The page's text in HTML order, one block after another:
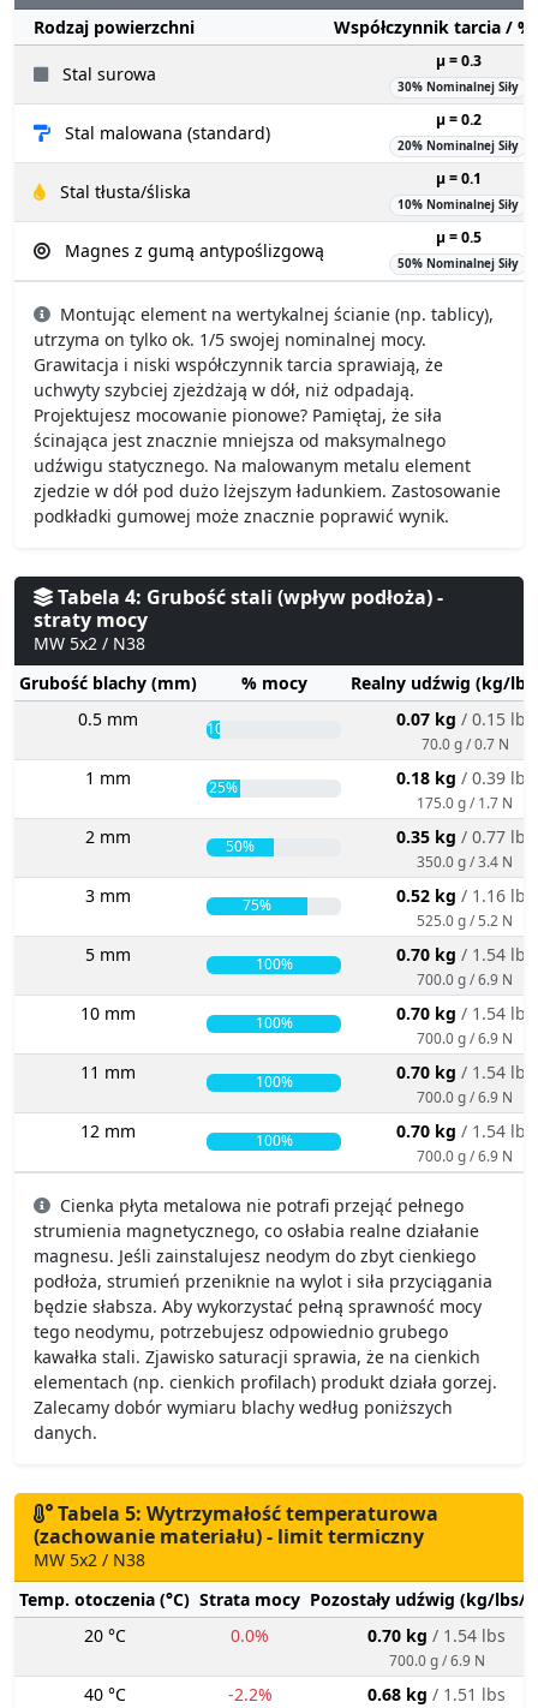
Rodzaj powierzchni
Współczynnik tarcia /
Stal surowa
µ = 0.3
30% Nominalnej Siły
Stal malowana (standard)
µ = 0.2
20% Nominalnej Siły
Stal tłusta/śliska
µ = 0.1
10% Nominalnej Siły
Magnes z gumą antypoślizgową
µ = 0.5
50% Nominalnej Siły
Montując element na wertykalnej ścianie (np. tablicy),
utrzyma on tylko ok. 1/5 swojej nominalnej mocy.
Grawitacja i niski współczynnik tarcia sprawiają, że
uchwyty szybciej zjeżdżają w dół, niż odpadają.
Projektujesz mocowanie pionowe? Pamiętaj, że siła
ścinająca jest znacznie mniejsza od maksymalnego
udźwigu statycznego. Na malowanym metalu element
zjedzie w dół pod dużo lżejszym ładunkiem. Zastosowanie
podkładki gumowej może znacznie poprawić wynik.
Tabela 4: Grubość stali (wpływ podłoża) -
straty mocy
MW 5x2 / N38
Grubość blachy (mm)
% mocy
Realny udźwig (kg/
0.5 mm
10% 0.07 kg / 0.15 lbs
70.0 g / 0.7 N
1 mm 25% 0.18 kg / 0.39 lbs
175.0 g / 1.7 N
2 mm 50% 0.35 kg / 0.77 lbs
350.0 g / 3.4 N
3 mm 75% 0.52 kg / 1.16 lbs
525.0 g / 5.2 N
5 mm 100% 0.70 kg / 1.54 lbs
700.0 g / 6.9 N
10 mm 100% 0.70 kg / 1.54 lbs
700.0 g / 6.9 N
11 mm 100% 0.70 kg / 1.54 lbs
700.0 g / 6.9 N
12 mm 100% 0.70 kg / 1.54 lbs
700.0 g / 6.9 N
Cienka płyta metalowa nie potrafi przejąć pełnego
strumienia magnetycznego, co osłabia realne działanie
magnesu. Jeśli zainstalujesz neodym do zbyt cienkiego
podłoża, strumień przeniknie na wylot i siła przyciągania
będzie słabsza. Aby wykorzystać pełną sprawność mocy
tego neodymu, potrzebujesz odpowiednio grubego
kawałka stali. Zjawisko saturacji sprawia, że na cienkich
elementach (np. cienkich profilach) produkt działa gorzej.
Zalecamy dobór wymiaru blachy według poniższych
danych.
Tabela 5: Wytrzymałość temperaturowa
(zachowanie materiału) - limit termiczny
MW 5x2 / N38
Temp. otoczenia (°C) Strata mocy Pozostały udźwig (kg/lbs/
20 °C
0.0% 0.70 kg / 1.54 lbs
700.0 g / 6.9 N
40 °C -2.2% 0.68 kg / 1.51 lbs